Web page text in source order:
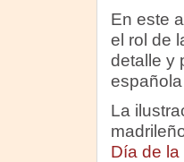
En este
el rol de
detalle y
española
La
Día de